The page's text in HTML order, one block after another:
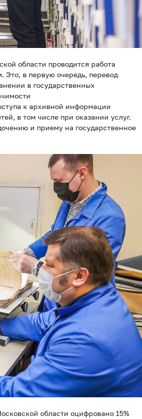
области проводится работа
Это, в первую очередь, перевод
в государственных
к архивной информации
в том числе при оказании услуг.
и приему на государственное
области оцифровано 15%